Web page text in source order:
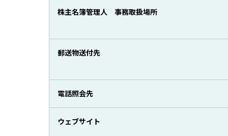
株主名簿管理人 事務取扱場所
郵送物送付先
電話照会先
ウェブサイト